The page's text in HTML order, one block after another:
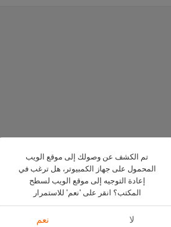
تم الكشف عن وصولك إلى موقع الويب
المحمول على جهاز الكمبيوتر، هل ترغب في
إعادة التوجيه إلى موقع الويب لسطح
المكتب؟ انقر على 'نعم' للاستمرار
لا نعم